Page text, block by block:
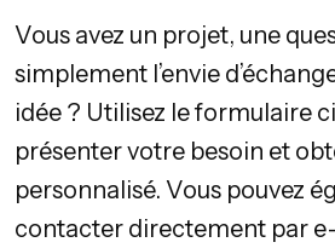
Vous avez un projet, une
simplement l’envie
idée ? Utilisez le formulaire
présenter votre besoin et
personnalisé. Vous pouvez
contacter directement par